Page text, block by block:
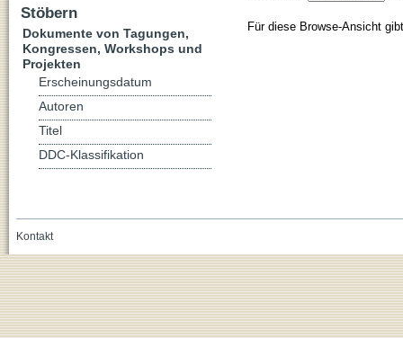
Für diese Browse-Ansicht
Stöbern
Dokumente von Tagungen,
Kongressen, Workshops und
Projekten
Erscheinungsdatum
Autoren
Titel
DDC-Klassifikation
Kontakt